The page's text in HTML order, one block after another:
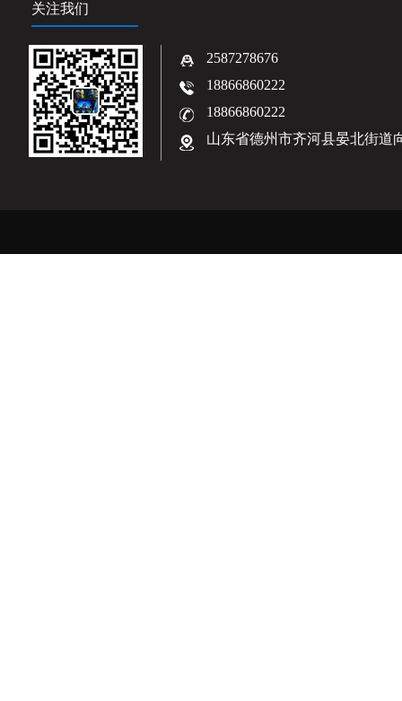
关注我们
2587278676
18866860222
18866860222
山东省德州市齐河县晏北街道